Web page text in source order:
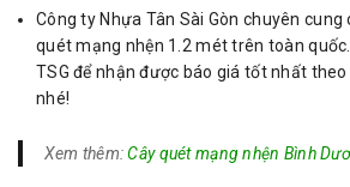
Công ty Nhựa Tân Sài Gòn chuyên cung
quét mạng nhện 1.2 mét trên toàn
TSG để nhận được báo giá tốt nhất
nhé!
Xem thêm:Cây quét mạng nhện Bình